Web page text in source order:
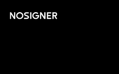
ہوم